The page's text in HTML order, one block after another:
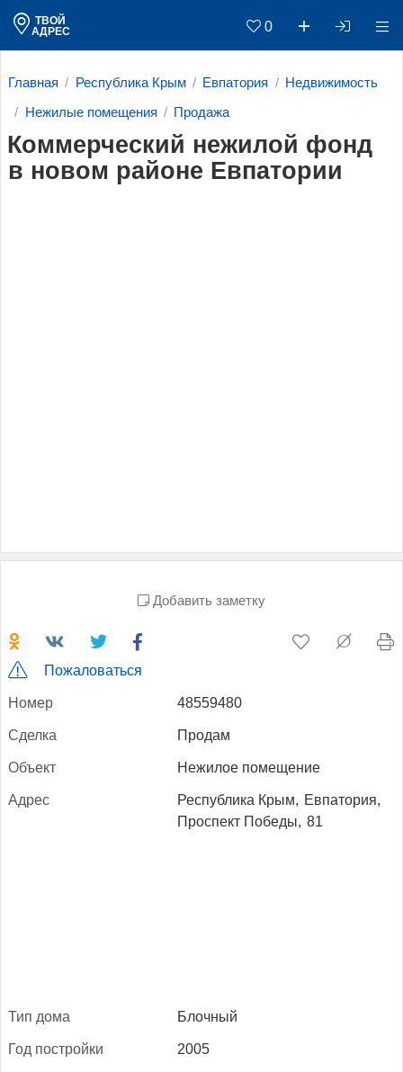
ТВОЙ
АДРЕС
0
Главная Республика Крым Евпатория Недвижимость
Нежилые помещения Продажа
Коммерческий нежилой фонд
в новом районе Евпатории
Добавить заметку
Пожаловаться
Но­мер 48559480
Сдел­ка Продам
Объ­ект Нежилое помещение
Ад­рес Республика Крым, Евпатория,
Проспект Победы, 81
Тип до­ма Блочный
Год пос­трой­ки 2005